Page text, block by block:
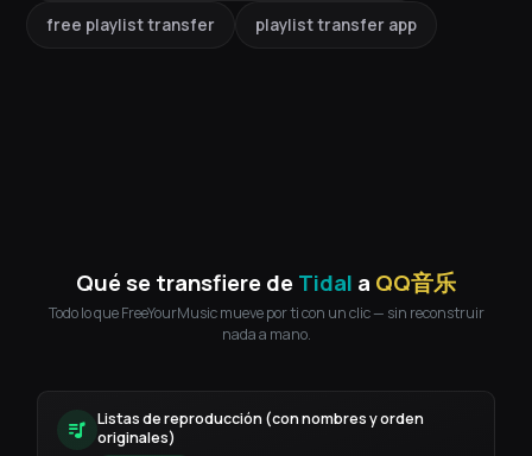
free playlist transfer playlist transfer app
Qué se transfiere de Tidal a QQ音乐
Todo lo que FreeYourMusic mueve por ti con un clic — sin reconstruir
nada a mano.
Listas de reproducción (con nombres y orden
originales)